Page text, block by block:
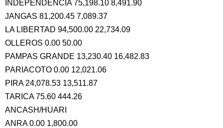
INDEPENDENCIA 75,198.10 8,491.90
JANGAS 81,200.45 7,089.37
LA LIBERTAD 94,500.00 22,734.09
OLLEROS 0.00 50.00
PAMPAS GRANDE 13,230.40 16,482.83
PARIACOTO 0.00 12,021.06
PIRA 24,078.53 13,511.87
TARICA 75.60 444.26
ANCASH/HUARI
ANRA 0.00 1,800.00